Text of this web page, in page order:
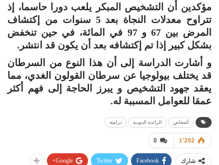
مؤكدين أن التشخيص المبكر يلعب دورا حاسما، إذ
تتراوح معدلات النجاة بعد 5 سنوات من إكتشاف
المرض بين 67 و 97 في المائة، في حين تنخفض
بشكل كبير إذا تم إكتشافه بعد أن يكون قد انتشر.
و أشارت الدراسة إلى أن هذا النوع من السرطان
قد يختلف بيولوجيا عن سرطان القولون الغدي، مما
يعقد جهود التشخيص و يبرز الحاجة إلى فهم أكثر
عمقا للعوامل المسببة له.
أشخاص الزائدة الدودية دراسة
0 1٬292
شارك Facebook
Twitter
Google+